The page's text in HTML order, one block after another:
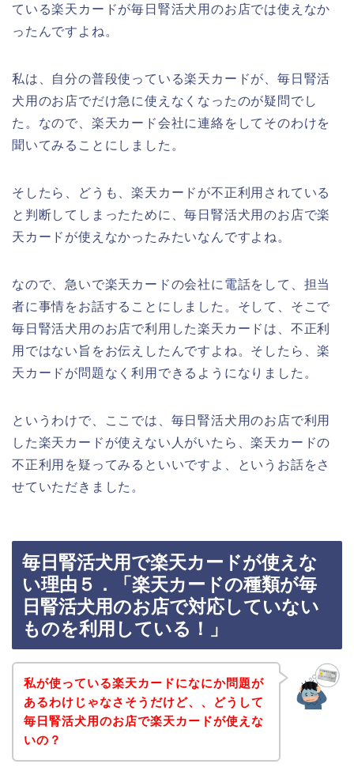
ている楽天カードが毎日腎活犬用のお店では使えなか
ったんですよね。
私は、自分の普段使っている楽天カードが、毎日腎活
犬用のお店でだけ急に使えなくなったのが疑問でし
た。なので、楽天カード会社に連絡をしてそのわけを
聞いてみることにしました。
そしたら、どうも、楽天カードが不正利用されている
と判断してしまったために、毎日腎活犬用のお店で楽
天カードが使えなかったみたいなんですよね。
なので、急いで楽天カードの会社に電話をして、担当
者に事情をお話することにしました。そして、そこで
毎日腎活犬用のお店で利用した楽天カードは、不正利
用ではない旨をお伝えしたんですよね。そしたら、楽
天カードが問題なく利用できるようになりました。
というわけで、ここでは、毎日腎活犬用のお店で利用
した楽天カードが使えない人がいたら、楽天カードの
不正利用を疑ってみるといいですよ、というお話をさ
せていただきました。
毎日腎活犬用で楽天カードが使えな
い理由５．「楽天カードの種類が毎
日腎活犬用のお店で対応していない
ものを利用している！」
私が使っている楽天カードになにか問題が
あるわけじゃなさそうだけど、、どうして
毎日腎活犬用のお店で楽天カードが使えな
いの？